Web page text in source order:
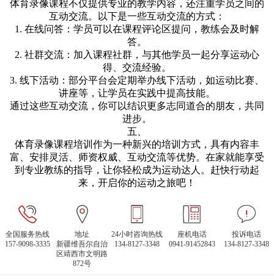
体育录像课程不仅提供专业的教学内容，还注重学员之间的
互动交流。以下是一些互动交流的方式：
1. 在线问答：学员可以在课程评论区提问，教练会及时解
答。
2. 社群交流：加入课程社群，与其他学员一起分享运动心
得、交流经验。
3. 线下活动：部分平台会定期举办线下活动，如运动比赛、
讲座等，让学员在实践中提高技能。
通过这些互动交流，你可以结识更多志同道合的朋友，共同
进步。
五、
体育录像课程培训作为一种新兴的培训方式，具有内容丰
富、安排灵活、师资权威、互动交流等优势。在家就能享受
到专业教练的指导，让你轻松成为运动达人。赶快行动起
来，开启你的运动之旅吧！
全国服务热线
157-9098-3335
地址
新疆维吾尔自治
区靖西市文明路
872号
24小时咨询热线
134-8127-3348
座机电话
0941-91452843
投诉电话
134-8127-3348